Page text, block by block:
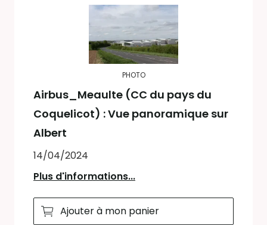
PHOTO
Airbus_Meaulte (CC du pays du
Coquelicot) : Vue panoramique sur
Albert
14/04/2024
Plus d'informations...
Ajouter à mon panier